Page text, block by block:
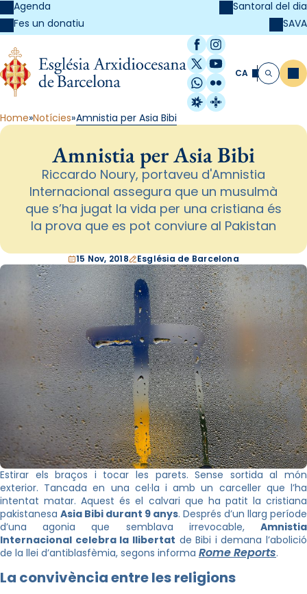
Agenda
Fes un donatiu
Santoral del dia
SAVA
Facebook
Instagram
X / Twitter
YouTube
WhatsApp
Flickr
Radio Estel
Catalunya
CA Cerca
Home Notícies Amnistia per Asia Bibi
Amnistia per Asia Bibi
Riccardo Noury, portaveu d'Amnistia
Internacional assegura que un musulmà
que s’ha jugat la vida per una cristiana és
la prova que es pot conviure al Pakistan
15 Nov, 2018 Església de Barcelona
Estirar els braços i tocar les parets. Sense sortida al món
exterior. Tancada en una cel·la i amb un carceller que l’ha
intentat matar. Aquest és el calvari que ha patit la cristiana
pakistanesa Asia Bibi durant 9 anys. Després d’un llarg període
d’una agonia que semblava irrevocable, Amnistia
Internacional celebra la llibertat de Bibi i demana l’abolició
de la llei d’antiblasfèmia, segons informa Rome Reports.
La convivència entre les religions